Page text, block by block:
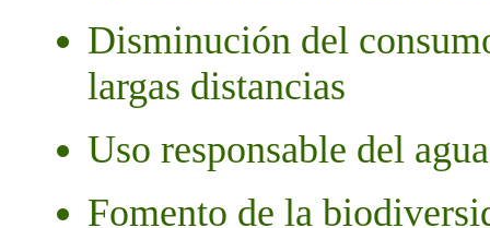
Disminución del
largas distancias
Uso responsable del
Fomento de la